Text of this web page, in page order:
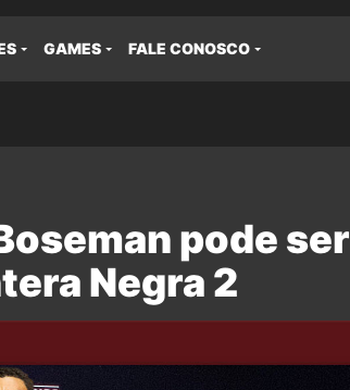
GAMES FALE CONOSCO
pode ser
Negra 2